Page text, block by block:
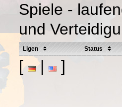
Spiele -
und
Ligen Status
[ | ]